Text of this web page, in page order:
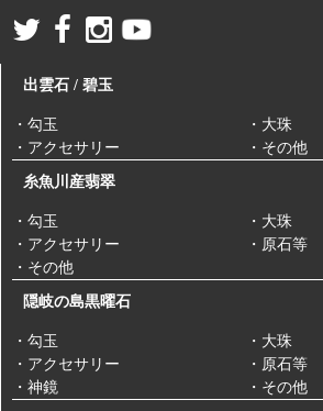
出雲石 / 碧玉
・勾玉
・大珠
・アクセサリー
・その他
糸魚川産翡翠
・勾玉
・大珠
・アクセサリー
・原石等
・その他
隠岐の島黒曜石
・勾玉
・大珠
・アクセサリー
・原石等
・神鏡
・その他